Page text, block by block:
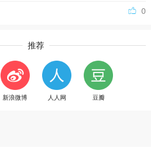
0
推荐
新浪微博 人人网 豆瓣